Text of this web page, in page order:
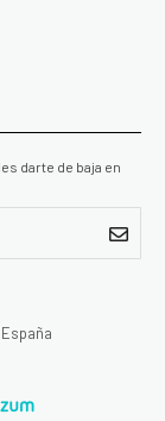
darte de baja en